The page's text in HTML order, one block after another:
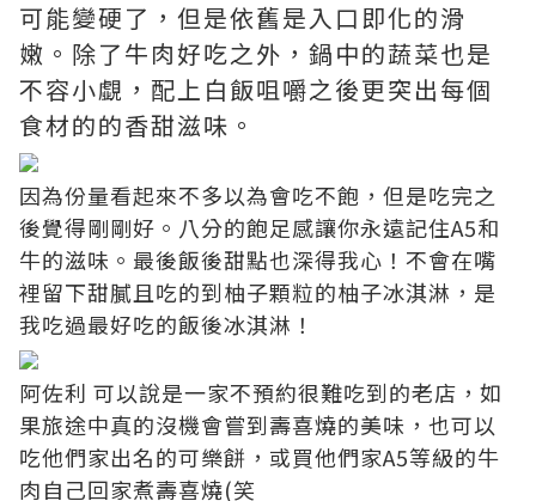
可能變硬了，但是依舊是入口即化的滑
嫩。除了牛肉好吃之外，鍋中的蔬菜也是
不容小覷，配上白飯咀嚼之後更突出每個
食材的的香甜滋味。
因為份量看起來不多以為會吃不飽，但是吃完之
後覺得剛剛好。八分的飽足感讓你永遠記住A5和
牛的滋味。最後飯後甜點也深得我心！不會在嘴
裡留下甜膩且吃的到柚子顆粒的柚子冰淇淋，是
我吃過最好吃的飯後冰淇淋！
阿佐利 可以說是一家不預約很難吃到的老店，如
果旅途中真的沒機會嘗到壽喜燒的美味，也可以
吃他們家出名的可樂餅，或買他們家A5等級的牛
肉自己回家煮壽喜燒(笑